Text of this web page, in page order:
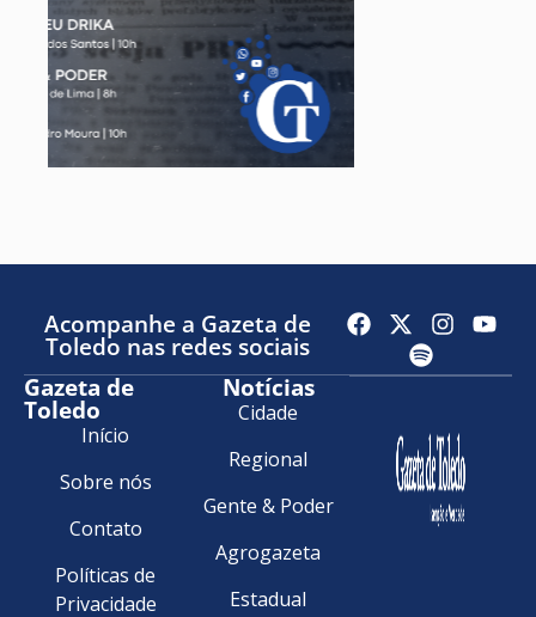
Acompanhe a Gazeta de
Toledo nas redes sociais
Gazeta de
Toledo
Início
Sobre nós
Contato
Políticas de
Privacidade
Notícias
Cidade
Regional
Gente & Poder
Agrogazeta
Estadual